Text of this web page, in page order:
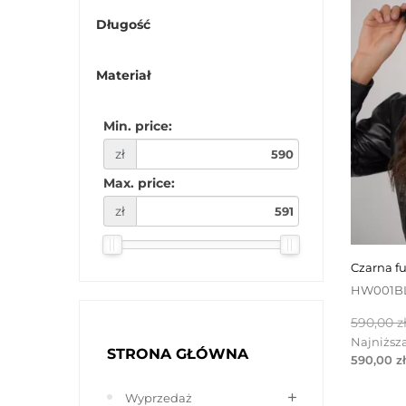
Długość
Materiał
Min. price:
zł
Max. price:
zł
STRONA GŁÓWNA
Wyprzedaż
czarna
Cena
590,00 zł
590,00 zł